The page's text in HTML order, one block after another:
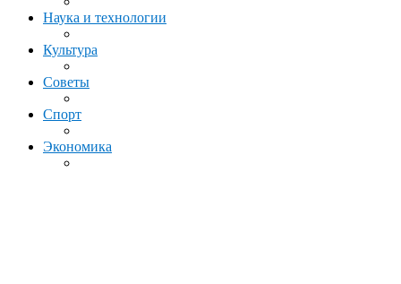
Наука и технологии
Культура
Советы
Спорт
Экономика